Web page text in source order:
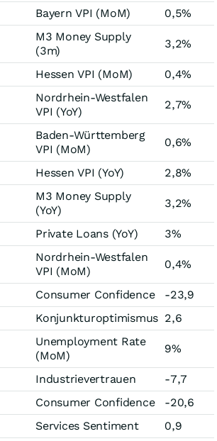
Bayern VPI (MoM) 0,5%
M3 Money Supply
(3m)
3,2%
Hessen VPI (MoM) 0,4%
Nordrhein-Westfalen
VPI (YoY)
2,7%
Baden-Württemberg
VPI (MoM)
0,6%
Hessen VPI (YoY) 2,8%
M3 Money Supply
(YoY)
3,2%
Private Loans (YoY) 3%
Nordrhein-Westfalen
VPI (MoM)
0,4%
Consumer Confidence
-23,9
Konjunkturoptimismus 2,6
Unemployment Rate
(MoM)
9%
Industrievertrauen
-7,7
Consumer Confidence
-20,6
Services Sentiment 0,9